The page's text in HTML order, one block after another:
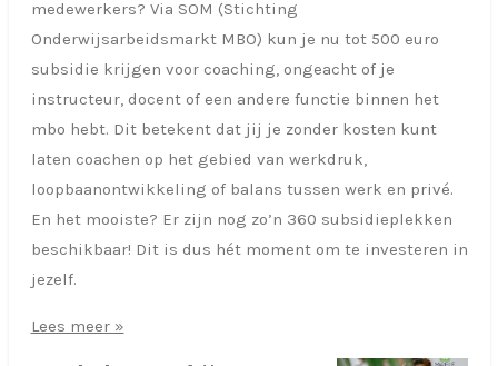
medewerkers? Via SOM (Stichting
Onderwijsarbeidsmarkt MBO) kun je nu tot 500 euro
subsidie krijgen voor coaching, ongeacht of je
instructeur, docent of een andere functie binnen het
mbo hebt. Dit betekent dat jij je zonder kosten kunt
laten coachen op het gebied van werkdruk,
loopbaanontwikkeling of balans tussen werk en privé.
En het mooiste? Er zijn nog zo’n 360 subsidieplekken
beschikbaar! Dit is dus hét moment om te investeren in
jezelf.
Lees meer »